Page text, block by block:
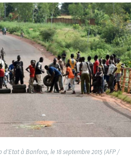
à Banfora, le 18 septembre 2015 (AFP /